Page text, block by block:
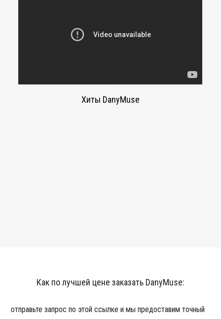
Хиты DanyMuse
Как по лучшей цене заказать DanyMuse:
отправьте запрос по этой ссылке и мы предоставим точный